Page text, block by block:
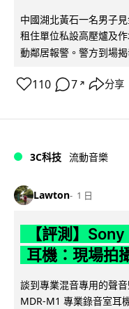
中國湖北黃石一名男子
租住單位私設高壓爐及
動鄰居報警。警方到場
110 7 ↗ 分享
3C科技 流動音樂
Lawton 1 日
【評測】
耳機：現場拍
談到專業混音專用的聲
MDR-M1 專業錄音室耳